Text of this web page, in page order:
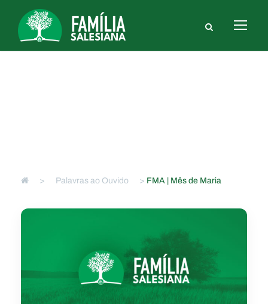
> Palavras ao Ouvido > FMA | Mês de Maria